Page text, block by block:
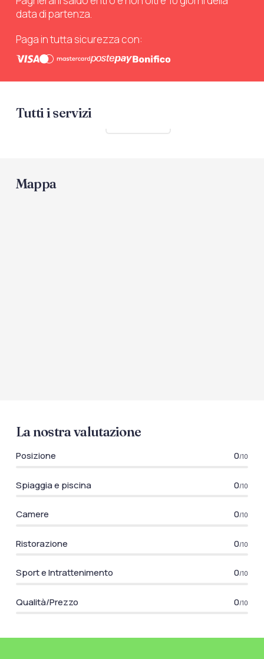
data di partenza.
Paga in tutta sicurezza con:
Tutti i servizi
Mappa
La nostra valutazione
Posizione 0/10
Spiaggia e piscina 0/10
Camere 0/10
Ristorazione 0/10
Sport e Intrattenimento 0/10
Qualità/Prezzo 0/10